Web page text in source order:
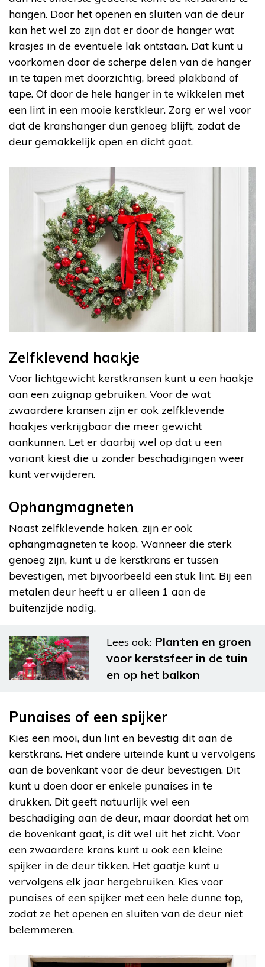
hangen. Door het openen en sluiten van de deur
kan het wel zo zijn dat er door de hanger wat
krasjes in de eventuele lak ontstaan. Dat kunt u
voorkomen door de scherpe delen van de hanger
in te tapen met doorzichtig, breed plakband of
tape. Of door de hele hanger in te wikkelen met
een lint in een mooie kerstkleur. Zorg er wel voor
dat de kranshanger dun genoeg blijft, zodat de
deur gemakkelijk open en dicht gaat.
Zelfklevend haakje
Voor lichtgewicht kerstkransen kunt u een haakje
aan een zuignap gebruiken. Voor de wat
zwaardere kransen zijn er ook zelfklevende
haakjes verkrijgbaar die meer gewicht
aankunnen. Let er daarbij wel op dat u een
variant kiest die u zonder beschadigingen weer
kunt verwijderen.
Ophangmagneten
Naast zelfklevende haken, zijn er ook
ophangmagneten te koop. Wanneer die sterk
genoeg zijn, kunt u de kerstkrans er tussen
bevestigen, met bijvoorbeeld een stuk lint. Bij een
metalen deur heeft u er alleen 1 aan de
buitenzijde nodig.
Lees ook: Planten en groen
voor kerstsfeer in de tuin
en op het balkon
Punaises of een spijker
Kies een mooi, dun lint en bevestig dit aan de
kerstkrans. Het andere uiteinde kunt u vervolgens
aan de bovenkant voor de deur bevestigen. Dit
kunt u doen door er enkele punaises in te
drukken. Dit geeft natuurlijk wel een
beschadiging aan de deur, maar doordat het om
de bovenkant gaat, is dit wel uit het zicht. Voor
een zwaardere krans kunt u ook een kleine
spijker in de deur tikken. Het gaatje kunt u
vervolgens elk jaar hergebruiken. Kies voor
punaises of een spijker met een hele dunne top,
zodat ze het openen en sluiten van de deur niet
belemmeren.